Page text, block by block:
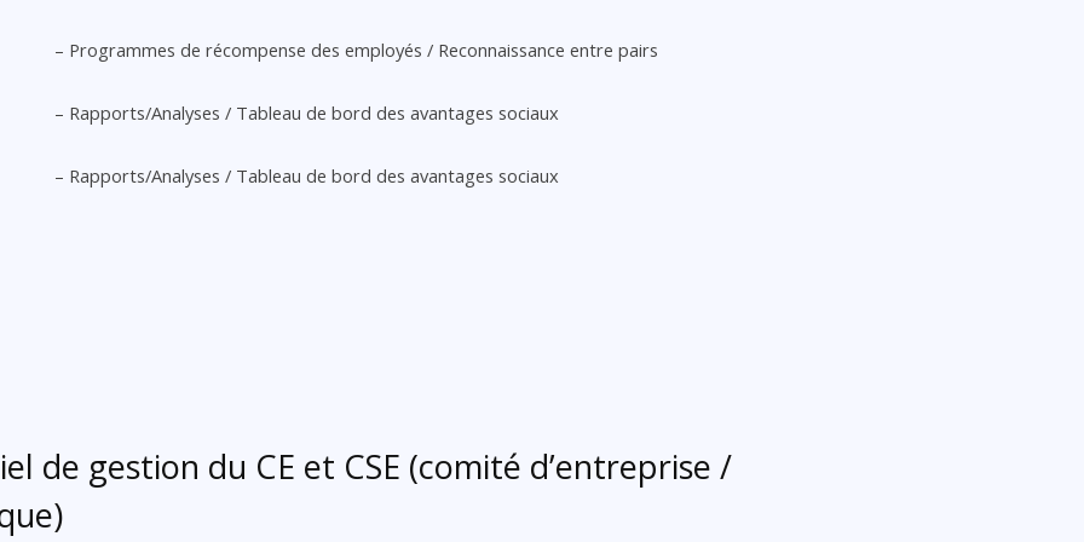
– Programmes de récompense des employés / Reconnaissance entre pairs
– Rapports/Analyses / Tableau de bord des avantages sociaux
– Rapports/Analyses / Tableau de bord des avantages sociaux
de gestion du CE et CSE (comité d’entreprise /